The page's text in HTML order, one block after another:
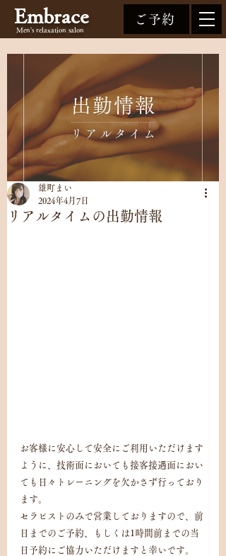
Men's relaxation salon
Embrace ご予約
リアルタイムの出勤情報
雄町まい
2024年4月7日
お客様に安心して安全にご利用いただけます
ように、技術面においても接客接遇面におい
ても日々トレーニングを欠かさず行っており
ます。
セラピストのみで営業しておりますので、前
日までのご予約、もしくは1時間前までの当
日予約にご協力いただけますと幸いです。